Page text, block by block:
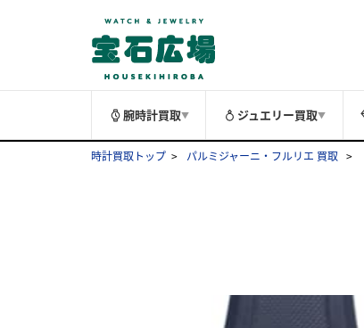
腕時計買取▼ ジュエリー買取▼
時計買取トップ パルミジャーニ・フルリエ 買取